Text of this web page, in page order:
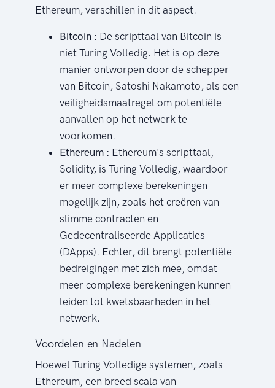
Ethereum, verschillen in dit aspect.
Bitcoin : De scripttaal van Bitcoin is
niet Turing Volledig. Het is op deze
manier ontworpen door de schepper
van Bitcoin, Satoshi Nakamoto, als een
veiligheidsmaatregel om potentiële
aanvallen op het netwerk te
voorkomen.
Ethereum : Ethereum's scripttaal,
Solidity, is Turing Volledig, waardoor
er meer complexe berekeningen
mogelijk zijn, zoals het creëren van
slimme contracten en
Gedecentraliseerde Applicaties
(DApps). Echter, dit brengt potentiële
bedreigingen met zich mee, omdat
meer complexe berekeningen kunnen
leiden tot kwetsbaarheden in het
netwerk.
Voordelen en Nadelen
Hoewel Turing Volledige systemen, zoals
Ethereum, een breed scala van